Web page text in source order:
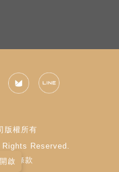
啟
版權所有
Reserved.
使用條款